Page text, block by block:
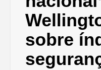
sobre